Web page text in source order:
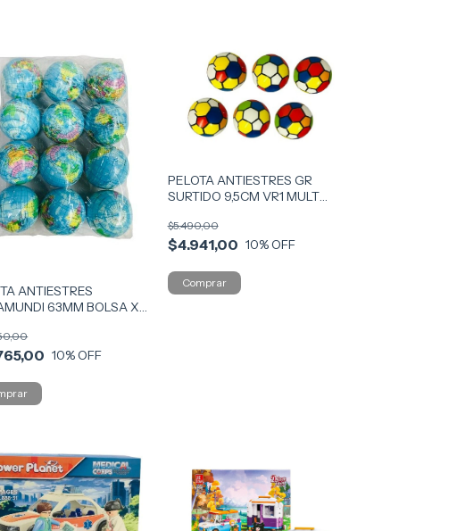
ANTIESTRES
63MM BOLSA X
10% OFF
PELOTA ANTIESTRES GR
SURTIDO 9,5CM VR1 MULT
$4.941,00
$5.490,00
10% OFF